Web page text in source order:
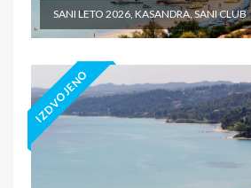
SANI LETO 2026, KASANDRA, SANI CLUB
IZDVOJENO